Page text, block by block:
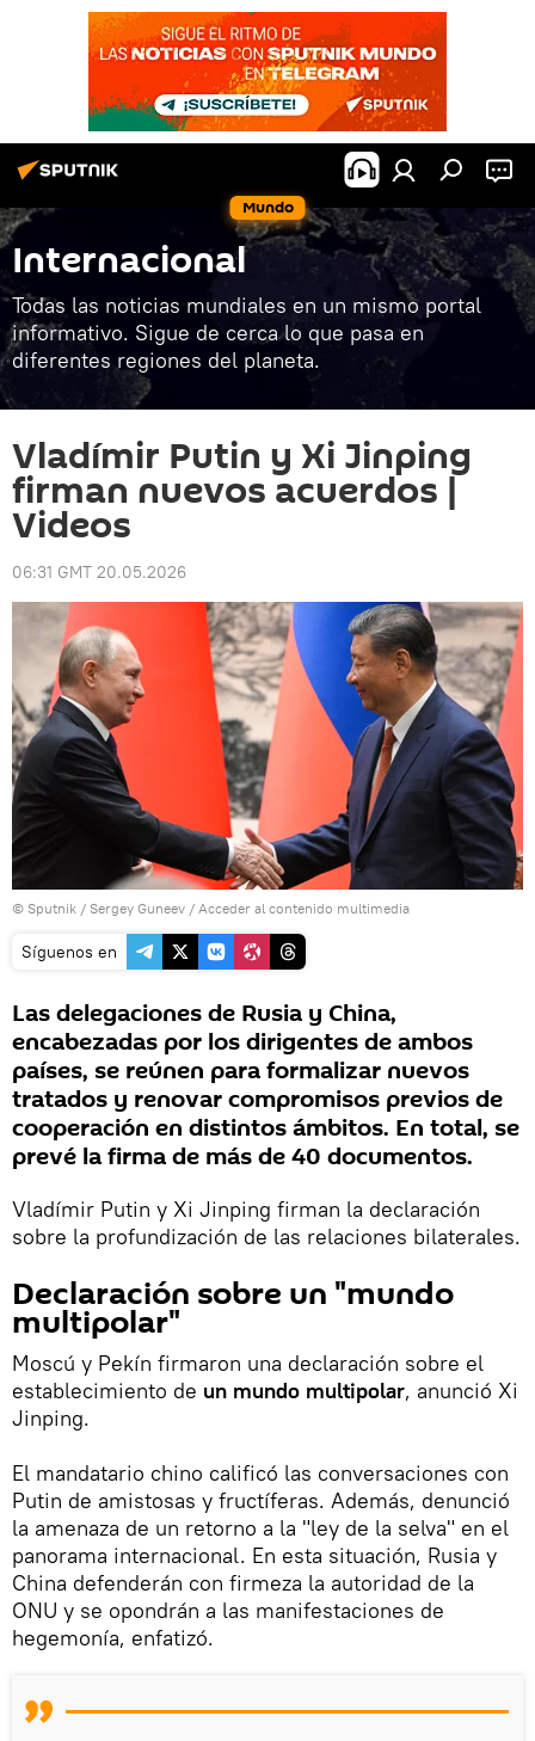
Mundo
Internacional
Todas las noticias mundiales en un mismo portal
informativo. Sigue de cerca lo que pasa en
diferentes regiones del planeta.
Vladímir Putin y Xi Jinping
firman nuevos acuerdos |
Videos
06:31 GMT 20.05.2026
© Sputnik / Sergey Guneev / Acceder al contenido multimedia
Síguenos en
Las delegaciones de Rusia y China,
encabezadas por los dirigentes de ambos
países, se reúnen para formalizar nuevos
tratados y renovar compromisos previos de
cooperación en distintos ámbitos. En total, se
prevé la firma de más de 40 documentos.
Vladímir Putin y Xi Jinping firman la declaración
sobre la profundización de las relaciones bilaterales.
Declaración sobre un "mundo
multipolar"
Moscú y Pekín firmaron una declaración sobre el
establecimiento de un mundo multipolar, anunció Xi
Jinping.
El mandatario chino calificó las conversaciones con
Putin de amistosas y fructíferas. Además, denunció
la amenaza de un retorno a la "ley de la selva" en el
panorama internacional. En esta situación, Rusia y
China defenderán con firmeza la autoridad de la
ONU y se opondrán a las manifestaciones de
hegemonía, enfatizó.